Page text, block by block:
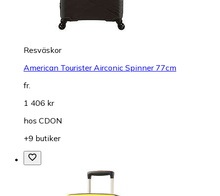
Resväskor
American Tourister Airconic Spinner 77cm
fr.
1 406 kr
hos CDON
+9 butiker